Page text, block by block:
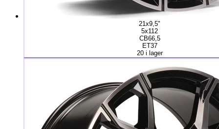
21x9,5"
5x112
CB66,5
ET37
20 i lager